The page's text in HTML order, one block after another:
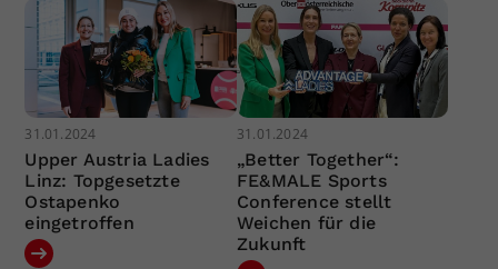
31.01.2024
Upper Austria Ladies
Linz: Topgesetzte
Ostapenko
eingetroffen
31.01.2024
„Better Together“:
FE&MALE Sports
Conference stellt
Weichen für die
Zukunft